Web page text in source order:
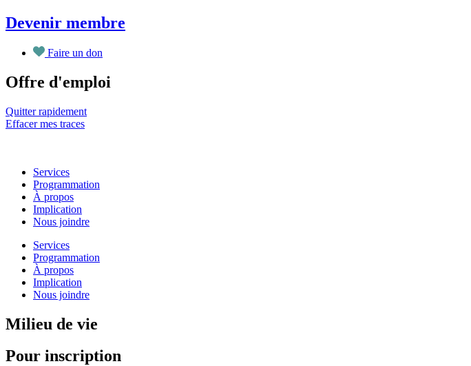
Aller
au
contenu
Devenir membre
Faire un don
Offre d'emploi
Quitter rapidement
Effacer mes traces
Services
Programmation
À propos
Implication
Nous joindre
Services
Programmation
À propos
Implication
Nous joindre
Milieu de vie
Pour inscription